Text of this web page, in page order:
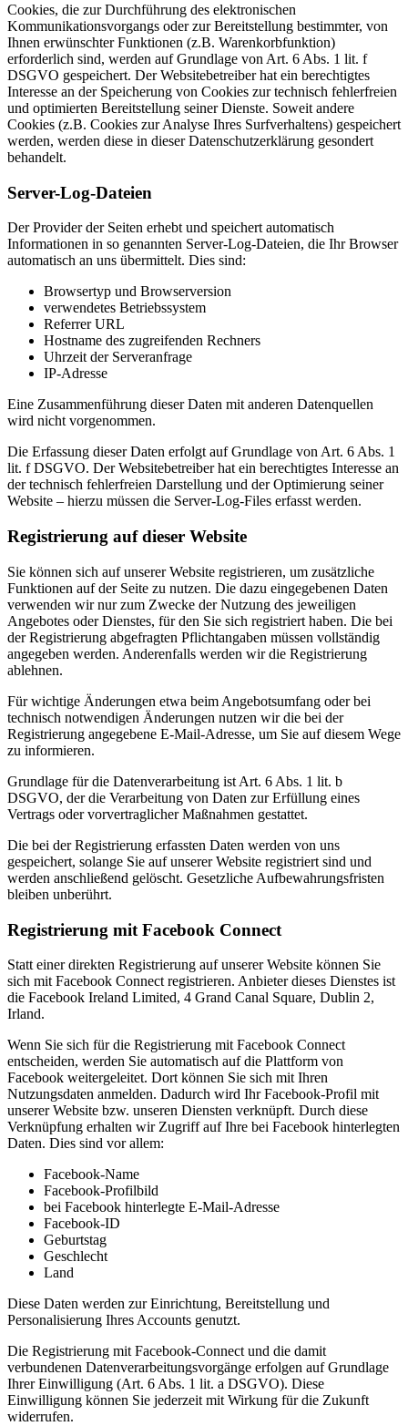
Cookies, die zur Durchführung des elektronischen
Kommunikationsvorgangs oder zur Bereitstellung bestimmter, von
Ihnen erwünschter Funktionen (z.B. Warenkorbfunktion)
erforderlich sind, werden auf Grundlage von Art. 6 Abs. 1 lit. f
DSGVO gespeichert. Der Websitebetreiber hat ein berechtigtes
Interesse an der Speicherung von Cookies zur technisch fehlerfreien
und optimierten Bereitstellung seiner Dienste. Soweit andere
Cookies (z.B. Cookies zur Analyse Ihres Surfverhaltens) gespeichert
werden, werden diese in dieser Datenschutzerklärung gesondert
behandelt.
Server-Log-Dateien
Der Provider der Seiten erhebt und speichert automatisch
Informationen in so genannten Server-Log-Dateien, die Ihr Browser
automatisch an uns übermittelt. Dies sind:
Browsertyp und Browserversion
verwendetes Betriebssystem
Referrer URL
Hostname des zugreifenden Rechners
Uhrzeit der Serveranfrage
IP-Adresse
Eine Zusammenführung dieser Daten mit anderen Datenquellen
wird nicht vorgenommen.
Die Erfassung dieser Daten erfolgt auf Grundlage von Art. 6 Abs. 1
lit. f DSGVO. Der Websitebetreiber hat ein berechtigtes Interesse an
der technisch fehlerfreien Darstellung und der Optimierung seiner
Website – hierzu müssen die Server-Log-Files erfasst werden.
Registrierung auf dieser Website
Sie können sich auf unserer Website registrieren, um zusätzliche
Funktionen auf der Seite zu nutzen. Die dazu eingegebenen Daten
verwenden wir nur zum Zwecke der Nutzung des jeweiligen
Angebotes oder Dienstes, für den Sie sich registriert haben. Die bei
der Registrierung abgefragten Pflichtangaben müssen vollständig
angegeben werden. Anderenfalls werden wir die Registrierung
ablehnen.
Für wichtige Änderungen etwa beim Angebotsumfang oder bei
technisch notwendigen Änderungen nutzen wir die bei der
Registrierung angegebene E-Mail-Adresse, um Sie auf diesem Wege
zu informieren.
Grundlage für die Datenverarbeitung ist Art. 6 Abs. 1 lit. b
DSGVO, der die Verarbeitung von Daten zur Erfüllung eines
Vertrags oder vorvertraglicher Maßnahmen gestattet.
Die bei der Registrierung erfassten Daten werden von uns
gespeichert, solange Sie auf unserer Website registriert sind und
werden anschließend gelöscht. Gesetzliche Aufbewahrungsfristen
bleiben unberührt.
Registrierung mit Facebook Connect
Statt einer direkten Registrierung auf unserer Website können Sie
sich mit Facebook Connect registrieren. Anbieter dieses Dienstes ist
die Facebook Ireland Limited, 4 Grand Canal Square, Dublin 2,
Irland.
Wenn Sie sich für die Registrierung mit Facebook Connect
entscheiden, werden Sie automatisch auf die Plattform von
Facebook weitergeleitet. Dort können Sie sich mit Ihren
Nutzungsdaten anmelden. Dadurch wird Ihr Facebook-Profil mit
unserer Website bzw. unseren Diensten verknüpft. Durch diese
Verknüpfung erhalten wir Zugriff auf Ihre bei Facebook hinterlegten
Daten. Dies sind vor allem:
Facebook-Name
Facebook-Profilbild
bei Facebook hinterlegte E-Mail-Adresse
Facebook-ID
Geburtstag
Geschlecht
Land
Diese Daten werden zur Einrichtung, Bereitstellung und
Personalisierung Ihres Accounts genutzt.
Die Registrierung mit Facebook-Connect und die damit
verbundenen Datenverarbeitungsvorgänge erfolgen auf Grundlage
Ihrer Einwilligung (Art. 6 Abs. 1 lit. a DSGVO). Diese
Einwilligung können Sie jederzeit mit Wirkung für die Zukunft
widerrufen.